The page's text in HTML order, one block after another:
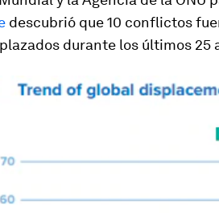
descubrió que 10 conflictos
durante los últimos 25